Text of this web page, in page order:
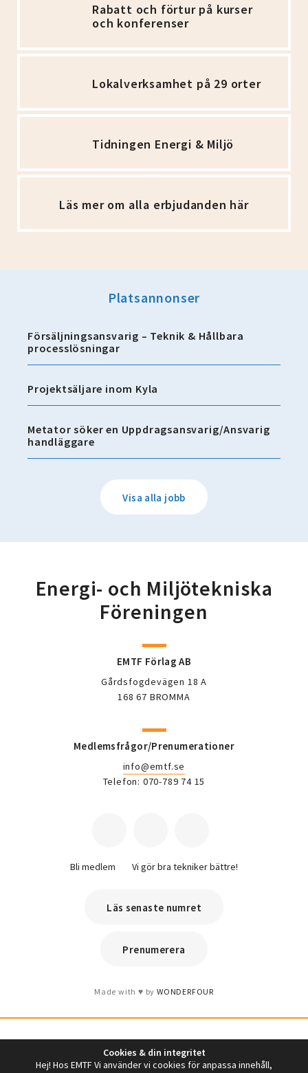
Rabatt och förtur på kurser
och konferenser
Lokalverksamhet på 29 orter
Tidningen Energi & Miljö
Läs mer om alla erbjudanden här
Platsannonser
Försäljningsansvarig – Teknik & Hållbara
processlösningar
Projektsäljare inom Kyla
Metator söker en Uppdragsansvarig/Ansvarig
handläggare
Visa alla jobb
Cookies & din integritet
Hej! Hos EMTF Vi använder vi cookies för anpassa innehåll,
Energi- och Miljötekniska
Föreningen
EMTF Förlag AB
Gårdsfogdevägen 18 A
168 67 BROMMA
Medlemsfrågor/Prenumerationer
info@emtf.se
Telefon: 070-789 74 15
Bli medlem Vi gör bra tekniker bättre!
Läs senaste numret
Prenumerera
Made with by WONDERFOUR